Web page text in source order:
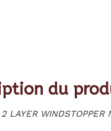
du
LAYER WINDSTOPPER